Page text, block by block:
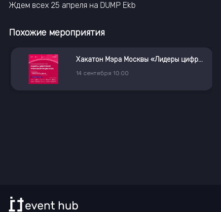
Ждем всех 25 апреля на DUMP Ekb
Похожие мероприятия
Хакатон Мэра Москвы «Лидеры цифровой трансформации»
14 сентября10:00